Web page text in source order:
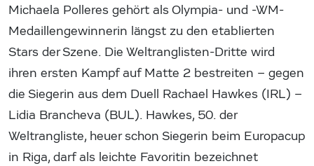
Michaela Polleres gehört als Olympia- und -WM-
Medaillengewinnerin längst zu den etablierten
Stars der Szene. Die Weltranglisten-Dritte wird
ihren ersten Kampf auf Matte 2 bestreiten – gegen
die Siegerin aus dem Duell Rachael Hawkes (IRL) –
Lidia Brancheva (BUL). Hawkes, 50. der
Weltrangliste, heuer schon Siegerin beim Europacup
in Riga, darf als leichte Favoritin bezeichnet